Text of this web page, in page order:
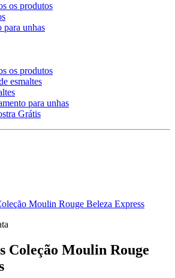
os produtos
para unhas
os produtos
esmaltes
para unhas
Grátis
Moulin Rouge Beleza Express
Coleção Moulin Rouge